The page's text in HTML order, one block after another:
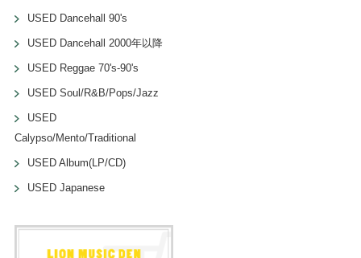
USED Dancehall 90's
USED Dancehall 2000年以降
USED Reggae 70's-90's
USED Soul/R&B/Pops/Jazz
USED
Calypso/Mento/Traditional
USED Album(LP/CD)
USED Japanese